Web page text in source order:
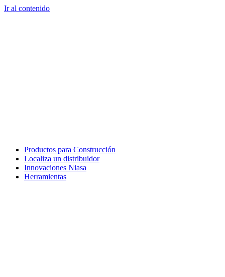
Ir al contenido
Productos para Construcción
Localiza un distribuidor
Innovaciones Niasa
Herramientas